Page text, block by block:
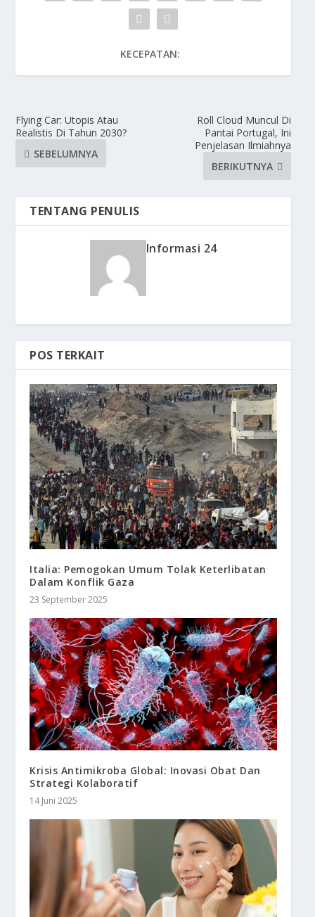
KECEPATAN:
Flying Car: Utopis Atau
Realistis Di Tahun 2030?
SEBELUMNYA
Roll Cloud Muncul Di
Pantai Portugal, Ini
Penjelasan Ilmiahnya
BERIKUTNYA
TENTANG PENULIS
Informasi 24
POS TERKAIT
Italia: Pemogokan Umum Tolak Keterlibatan
Dalam Konflik Gaza
23 September 2025
Krisis Antimikroba Global: Inovasi Obat Dan
Strategi Kolaboratif
14 Juni 2025